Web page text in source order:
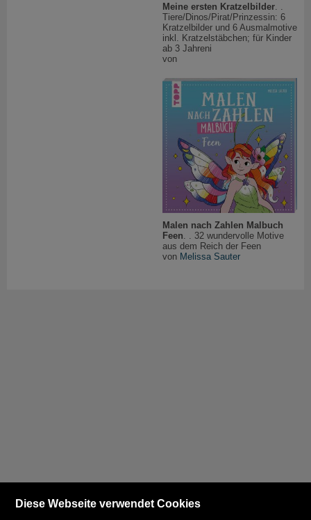
Meine ersten Kratzelbilder
Tiere/Dinos/Pirat/Prinzessin: 6
Kratzelbilder und 6 Ausmalmotive
inkl. Kratzelstäbchen; für Kinder
ab 3 Jahreni
von
Malen nach Zahlen Malbuch
Feen . . 32 wundervolle Motive
aus dem Reich der Feen
von Melissa Sauter
Diese Webseite verwendet Cookies